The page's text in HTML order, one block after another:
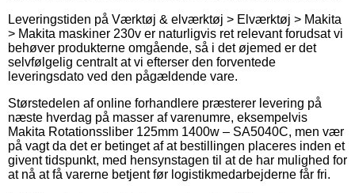
Leveringstiden på Værktøj & elværktøj > Elværktøj > Makita
> Makita maskiner 230v er naturligvis ret relevant forudsat vi
behøver produkterne omgående, så i det øjemed er det
selvfølgelig centralt at vi efterser den forventede
leveringsdato ved den pågældende vare.
Størstedelen af online forhandlere præsterer levering på
næste hverdag på masser af varenumre, eksempelvis
Makita Rotationssliber 125mm 1400w – SA5040C, men vær
på vagt da det er betinget af at bestillingen placeres inden et
givent tidspunkt, med hensynstagen til at de har mulighed for
at nå at få varerne betjent før logistikmedarbejderne får fri.